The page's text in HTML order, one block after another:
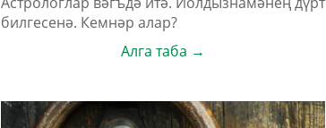
билгесенә. Кемнәр алар?
Алга таба →